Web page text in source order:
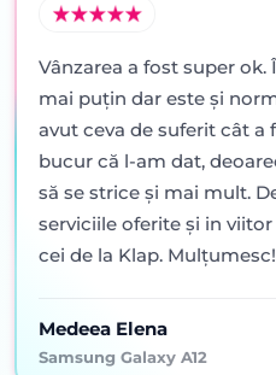
Vânzarea a fost super
mai puţin dar este şi
avut ceva de suferit cât a
bucur că l-am dat,
să se strice şi mai mult.
serviciile oferite şi in
cei de la Klap. Mulţumesc!
Medeea Elena
Samsung Galaxy A12